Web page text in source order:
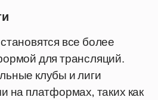
все более
для трансляций.
клубы и лиги
на платформах, таких как